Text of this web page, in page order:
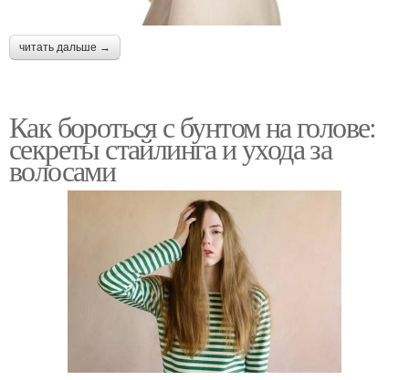
читать дальше →
Как бороться с бунтом на голове:
секреты стайлинга и ухода за
волосами